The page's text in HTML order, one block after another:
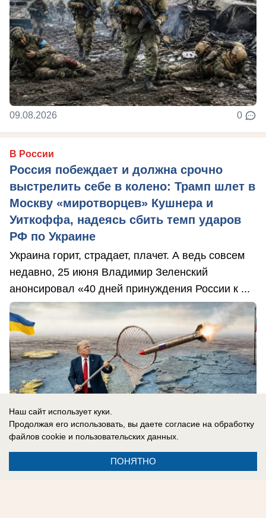
09.08.2026 0
В России
Россия побеждает и должна срочно
выстрелить себе в колено: Трамп шлет в
Москву «миротворцев» Кушнера и
Уиткоффа, надеясь сбить темп ударов
РФ по Украине
Украина горит, страдает, плачет. А ведь совсем
недавно, 25 июня Владимир Зеленский
анонсировал «40 дней принуждения России к ...
Наш сайт использует куки.
Продолжая его использовать, вы даете согласие на обработку
файлов cookie и пользовательских данных.
ПОНЯТНО